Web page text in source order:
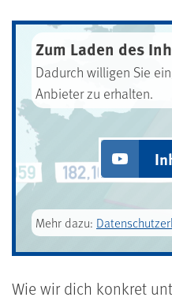
Zum Laden des
Dadurch willigen Sie
Anbieter zu erhalten.
Mehr dazu:
Wie wir dich konkret